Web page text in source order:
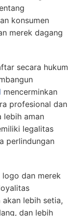
konsumen
merek dagang
secara hukum
mencerminkan
profesional dan
lebih aman
legalitas
perlindungan
logo dan merek
akan lebih setia,
dan lebih